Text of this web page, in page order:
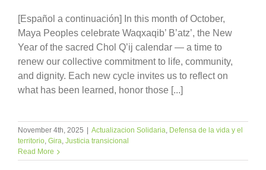
[Español a continuación] In this month of October,
Maya Peoples celebrate Waqxaqib’ B’atz’, the New
Year of the sacred Chol Q’ij calendar — a time to
renew our collective commitment to life, community,
and dignity. Each new cycle invites us to reflect on
what has been learned, honor those [...]
November 4th, 2025 Actualizacion Solidaria, Defensa de la vida y el
territorio, Gira, Justicia transicional
Read More